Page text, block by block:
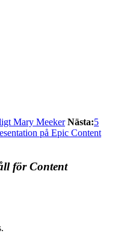
Mary Meeker Nästa:5
på Epic Content
för Content